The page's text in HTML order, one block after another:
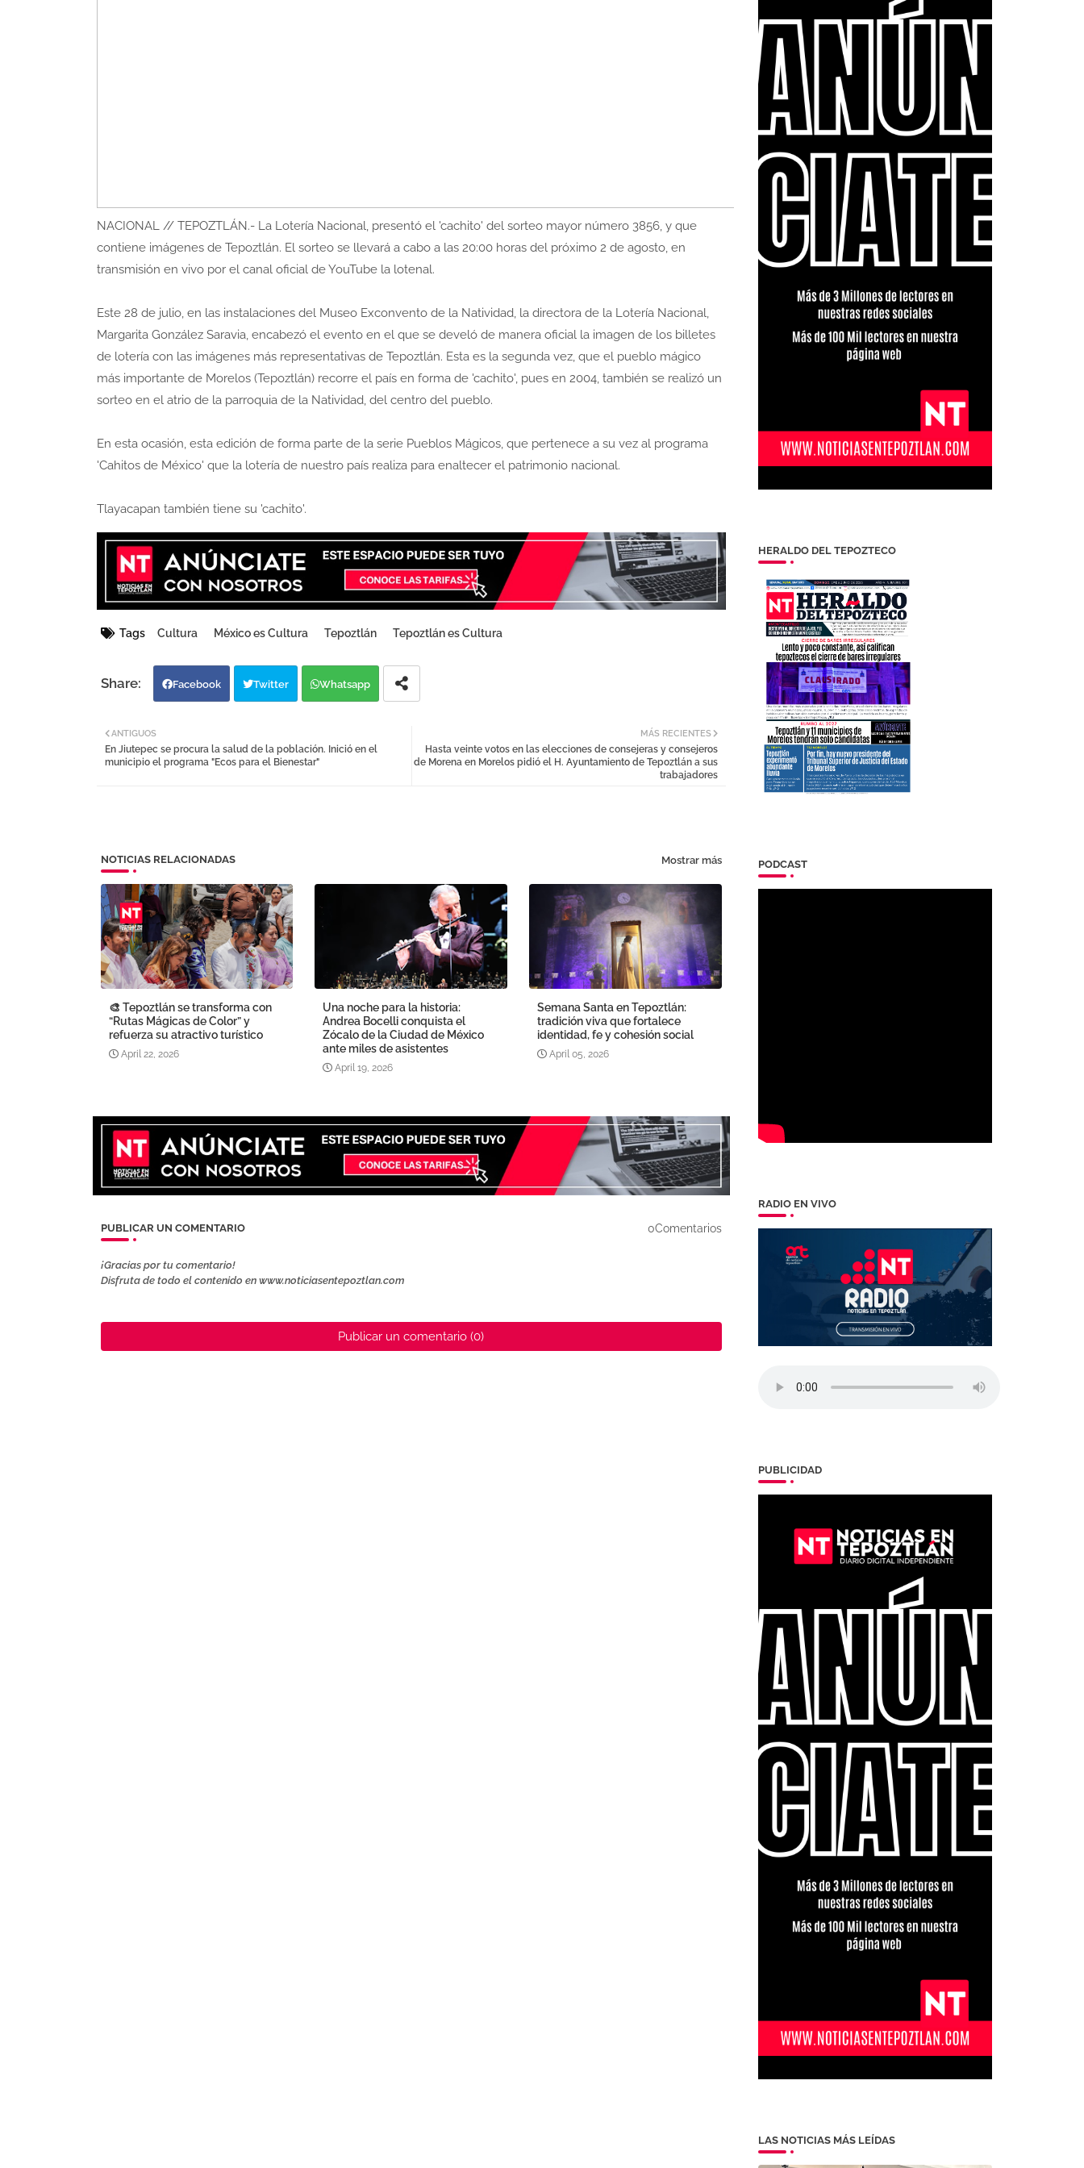
NACIONAL // TEPOZTLÁN.- La Lotería Nacional, presentó el 'cachito' del sorteo mayor número 3856, y que
contiene imágenes de Tepoztlán. El sorteo se llevará a cabo a las 20:00 horas del próximo 2 de agosto, en
transmisión en vivo por el canal oficial de YouTube la lotenal.
Este 28 de julio, en las instalaciones del Museo Exconvento de la Natividad, la directora de la Lotería Nacional,
Margarita González Saravia, encabezó el evento en el que se develó de manera oficial la imagen de los billetes
de lotería con las imágenes más representativas de Tepoztlán. Esta es la segunda vez, que el pueblo mágico
más importante de Morelos (Tepoztlán) recorre el país en forma de 'cachito', pues en 2004, también se realizó un
sorteo en el atrio de la parroquia de la Natividad, del centro del pueblo.
En esta ocasión, esta edición de forma parte de la serie Pueblos Mágicos, que pertenece a su vez al programa
'Cahitos de México' que la lotería de nuestro país realiza para enaltecer el patrimonio nacional.
Tlayacapan también tiene su 'cachito'.
Tags Cultura México es Cultura Tepoztlán Tepoztlán es Cultura
Facebook Twitter Whatsapp
MÁS RECIENTES
Hasta veinte votos en las elecciones de consejeras y consejeros
de Morena en Morelos pidió el H. Ayuntamiento de Tepoztlán a sus
trabajadores
ANTIGUOS
En Jiutepec se procura la salud de la población. Inició en el
municipio el programa "Ecos para el Bienestar"
NOTICIAS RELACIONADAS Mostrar más
🎨 Tepoztlán se transforma con
“Rutas Mágicas de Color” y
refuerza su atractivo turístico
April 22, 2026
Una noche para la historia:
Andrea Bocelli conquista el
Zócalo de la Ciudad de México
ante miles de asistentes
April 19, 2026
Semana Santa en Tepoztlán:
tradición viva que fortalece
identidad, fe y cohesión social
April 05, 2026
PUBLICAR UN COMENTARIO 0Comentarios
¡Gracias por tu comentario!
Disfruta de todo el contenido en www.noticiasentepoztlan.com
Publicar un comentario (0)
HERALDO DEL TEPOZTECO
PODCAST
RADIO EN VIVO
PUBLICIDAD
LAS NOTICIAS MÁS LEÍDAS